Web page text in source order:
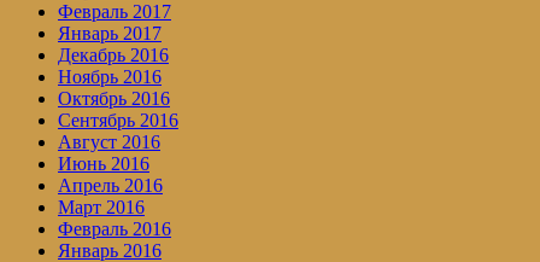
Февраль 2017
Январь 2017
Декабрь 2016
Ноябрь 2016
Октябрь 2016
Сентябрь 2016
Август 2016
Июнь 2016
Апрель 2016
Март 2016
Февраль 2016
Январь 2016